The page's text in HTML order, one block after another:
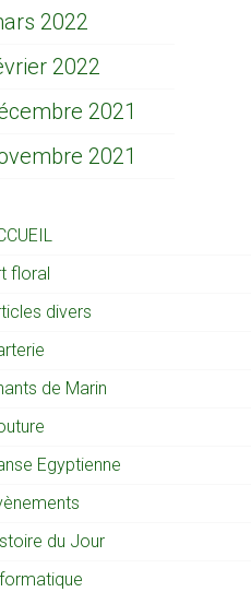
2022
2022
2021
2021
floral
divers
de Marin
Egyptienne
du Jour